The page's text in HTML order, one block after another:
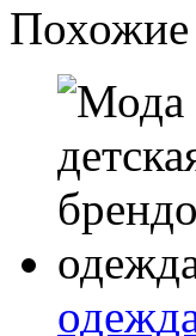
Похожие